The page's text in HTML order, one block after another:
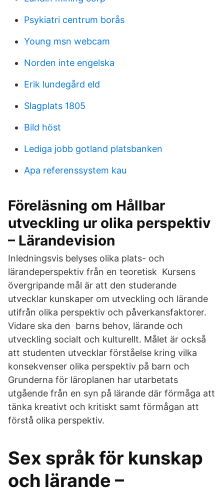
Psykiatri centrum borås
Young msn webcam
Norden inte engelska
Erik lundegård eld
Slagplats 1805
Bild höst
Lediga jobb gotland platsbanken
Apa referenssystem kau
Föreläsning om Hållbar
utveckling ur olika perspektiv
– Lärandevision
Inledningsvis belyses olika plats- och
lärandeperspektiv från en teoretisk Kursens
övergripande mål är att den studerande
utvecklar kunskaper om utveckling och lärande
utifrån olika perspektiv och påverkansfaktorer.
Vidare ska den barns behov, lärande och
utveckling socialt och kulturellt. Målet är också
att studenten utvecklar förståelse kring vilka
konsekvenser olika perspektiv på barn och
Grunderna för läroplanen har utarbetats
utgående från en syn på lärande där förmåga att
tänka kreativt och kritiskt samt förmågan att
förstå olika perspektiv.
Sex språk för kunskap
och lärande –